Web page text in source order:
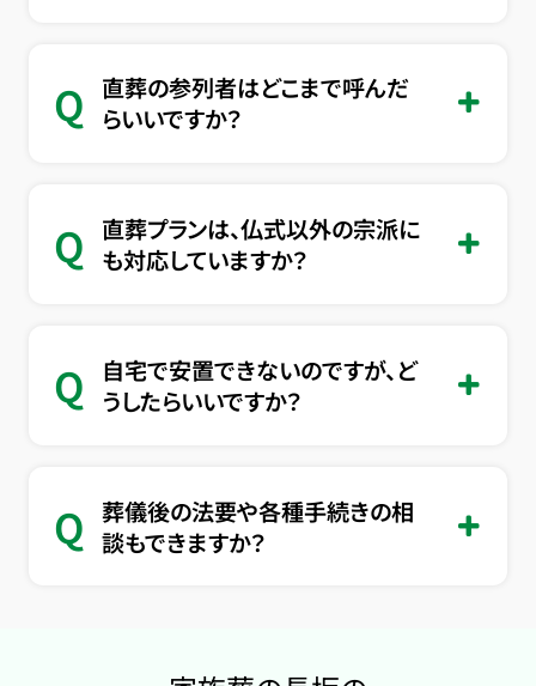
Q
直葬の参列者はどこまで呼んだ
らいいですか？
Q
直葬プランは、仏式以外の宗派に
も対応していますか？
Q
自宅で安置できないのですが、ど
うしたらいいですか？
Q 葬儀後の法要や各種手続きの相
談もできますか？